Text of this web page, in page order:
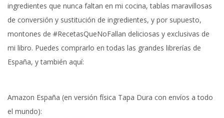
ingredientes que nunca faltan en mi cocina, tablas maravillosas
de conversión y sustitución de ingredientes, y por supuesto,
montones de #RecetasQueNoFallan deliciosas y exclusivas de
mi libro. Puedes comprarlo en todas las grandes librerías de
España, y también aquí:
Amazon España (en versión física Tapa Dura con envíos a todo
el mundo):